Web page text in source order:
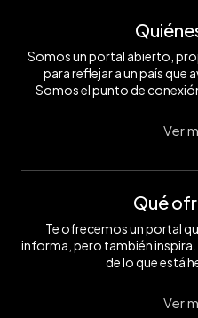
Somos un portal abierto,
para reflejar a un país que
Somos el punto de
Ver
Qué
Te ofrecemos un portal
informa, pero también
de lo que está
Ver